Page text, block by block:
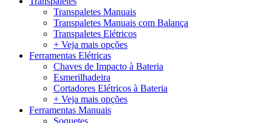
Transpaletes Manuais
Transpaletes Manuais com Balança
Transpaletes Elétricos
+ Veja mais opções
Ferramentas Elétricas
Chaves de Impacto à Bateria
Esmerilhadeira
Cortadores Elétricos à Bateria
+ Veja mais opções
Ferramentas Manuais
Soquetes